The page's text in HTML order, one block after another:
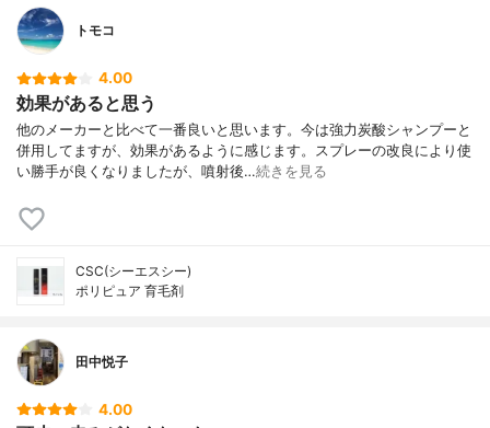
トモコ
4.00
効果があると思う
他のメーカーと比べて一番良いと思います。今は強力炭酸シャンプーと
併用してますが、効果があるように感じます。スプレーの改良により使
い勝手が良くなりましたが、噴射後…続きを見る
CSC(シーエスシー)
ポリピュア 育毛剤
田中悦子
4.00